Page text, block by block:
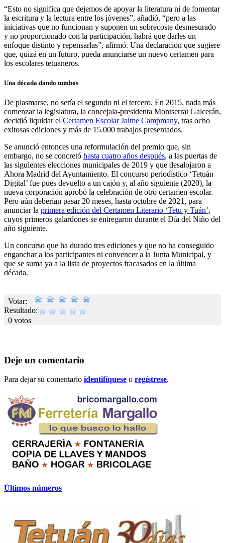
“Esto no significa que dejemos de apoyar la literatura ni de fomentar
la escritura y la lectura entre los jóvenes”, añadió, “pero a las
iniciativas que no funcionan y suponen un sobrecoste desmesurado
y no proporcionado con la participación, habrá que darles un
enfoque distinto y repensarlas”, afirmó. Una declaración que sugiere
que, quizá en un futuro, pueda anunciarse un nuevo certamen para
los escolares tetuaneros.
Una década dando tumbos
De plasmarse, no sería el segundo ni el tercero. En 2015, nada más
comenzar la legislatura, la concejala-presidenta Montserrat Galcerán,
decidió liquidar el Certamen Escolar Jaime Campmany, tras ocho
exitosas ediciones y más de 15.000 trabajos presentados.
Se anunció entonces una reformulación del premio que, sin
embargo, no se concretó hasta cuatro años después, a las puertas de
las siguientes elecciones municipales de 2019 y que desalojaron a
Ahora Madrid del Ayuntamiento. El concurso periodístico ‘Tetuán
Digital’ fue pues devuelto a un cajón y, al año siguiente (2020), la
nueva corporación aprobó la celebración de otro certamen escolar.
Pero aún deberían pasar 20 meses, hasta octubre de 2021, para
anunciar la primera edición del Certamen Literario ‘Tetu y Tuán’,
cuyos primeros galardones se entregaron durante el Día del Niño del
año siguiente.
Un concurso que ha durado tres ediciones y que no ha conseguido
enganchar a los participantes ni convencer a la Junta Municipal, y
que se suma ya a la lista de proyectos fracasados en la última
década.
Votar:
Resultado:
0 votos
Deje un comentario
Para dejar su comentario identifíquese o regístrese.
Últimos números